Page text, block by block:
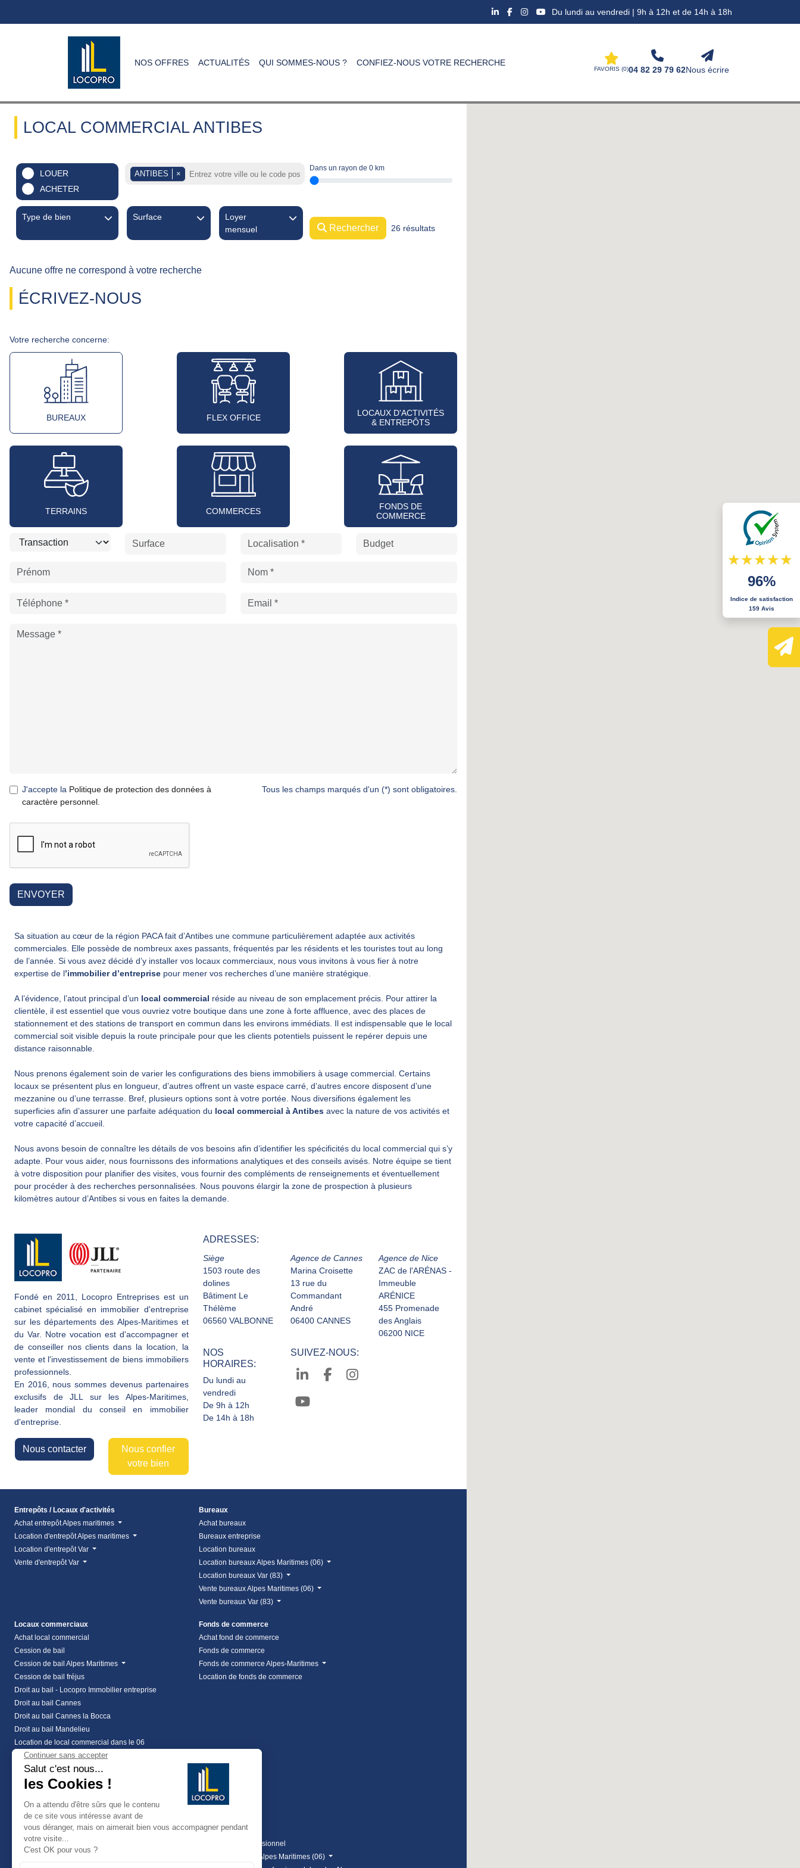
Du lundi au vendredi | 9h à 12h et de 14h à 18h
NOS OFFRES ACTUALITÉS QUI SOMMES-NOUS ? CONFIEZ-NOUS VOTRE RECHERCHE
FAVORIS (0)04 82 29 79 62Nous écrire
LOCAL COMMERCIAL ANTIBES
Type de bien Surface
LOUER
ACHETER
Loyer
mensuel
ANTIBES ×
Dans un rayon de 0 km
Rechercher 26 résultats
Aucune offre ne correspond à votre recherche
ÉCRIVEZ-NOUS
Votre recherche concerne:
BUREAUX FLEX OFFICE
LOCAUX D'ACTIVITÉS
& ENTREPÔTS
TERRAINS COMMERCES
FONDS DE
COMMERCE
J'accepte la Politique de protection des données à
caractère personnel.
ENVOYER
Tous les champs marqués d'un (*) sont obligatoires.
Sa situation au cœur de la région PACA fait d’Antibes une commune particulièrement adaptée aux activités
commerciales. Elle possède de nombreux axes passants, fréquentés par les résidents et les touristes tout au long
de l’année. Si vous avez décidé d’y installer vos locaux commerciaux, nous vous invitons à vous fier à notre
expertise de l’immobilier d’entreprise pour mener vos recherches d’une manière stratégique.
A l’évidence, l’atout principal d’un local commercial réside au niveau de son emplacement précis. Pour attirer la
clientèle, il est essentiel que vous ouvriez votre boutique dans une zone à forte affluence, avec des places de
stationnement et des stations de transport en commun dans les environs immédiats. Il est indispensable que le local
commercial soit visible depuis la route principale pour que les clients potentiels puissent le repérer depuis une
distance raisonnable.
Nous prenons également soin de varier les configurations des biens immobiliers à usage commercial. Certains
locaux se présentent plus en longueur, d’autres offrent un vaste espace carré, d’autres encore disposent d’une
mezzanine ou d’une terrasse. Bref, plusieurs options sont à votre portée. Nous diversifions également les
superficies afin d’assurer une parfaite adéquation du local commercial à Antibes avec la nature de vos activités et
votre capacité d’accueil.
Nous avons besoin de connaître les détails de vos besoins afin d’identifier les spécificités du local commercial qui s’y
adapte. Pour vous aider, nous fournissons des informations analytiques et des conseils avisés. Notre équipe se tient
à votre disposition pour planifier des visites, vous fournir des compléments de renseignements et éventuellement
pour procéder à des recherches personnalisées. Nous pouvons élargir la zone de prospection à plusieurs
kilomètres autour d’Antibes si vous en faites la demande.
Fondé en 2011, Locopro Entreprises est un
cabinet spécialisé en immobilier d'entreprise
sur les départements des Alpes-Maritimes et
du Var. Notre vocation est d'accompagner et
de conseiller nos clients dans la location, la
vente et l'investissement de biens immobiliers
professionnels.
En 2016, nous sommes devenus partenaires
exclusifs de JLL sur les Alpes-Maritimes,
leader mondial du conseil en immobilier
d'entreprise.
Nous contacter
Nous confier
votre bien
ADRESSES:
Siège
1503 route des
dolines
Bâtiment Le
Thélème
06560 VALBONNE
Agence de Cannes
Marina Croisette
13 rue du
Commandant
André
06400 CANNES
Agence de Nice
ZAC de l'ARÉNAS -
Immeuble
ARÉNICE
455 Promenade
des Anglais
06200 NICE
NOS
HORAIRES:
Du lundi au
vendredi
De 9h à 12h
De 14h à 18h
SUIVEZ-NOUS:
Entrepôts / Locaux d'activités
Achat entrepôt Alpes maritimes
Location d'entrepôt Alpes maritimes
Location d'entrepôt Var
Vente d'entrepôt Var
Bureaux
Achat bureaux
Bureaux entreprise
Location bureaux
Location bureaux Alpes Maritimes (06)
Location bureaux Var (83)
Vente bureaux Alpes Maritimes (06)
Vente bureaux Var (83)
Locaux commerciaux
Achat local commercial
Cession de bail
Cession de bail Alpes Maritimes
Cession de bail fréjus
Droit au bail - Locopro Immobilier entreprise
Droit au bail Cannes
Droit au bail Cannes la Bocca
Droit au bail Mandelieu
Location de local commercial dans le 06
Location local commercial Alpes Maritimes
Location local commercial Var
vente local commercial à frejus
Vente local commercial Alpes Maritimes
Fonds de commerce
Achat fond de commerce
Fonds de commerce
Fonds de commerce Alpes-Maritimes
Location de fonds de commerce
Coworking
Investissements
Location coworking
Terrains
Achat terrain professionnel
location de terrain Alpes Maritimes (06)
96%
Indice de satisfaction
159 Avis